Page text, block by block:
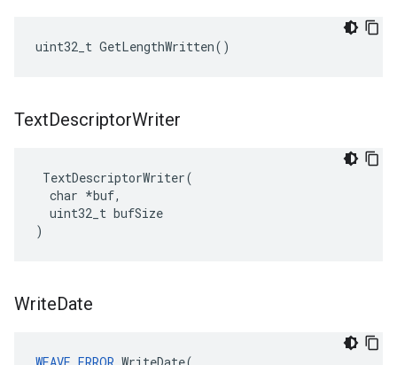
uint32_t GetLengthWritten()
TextDescriptorWriter
TextDescriptorWriter(
  char *buf,
  uint32_t bufSize
)
WriteDate